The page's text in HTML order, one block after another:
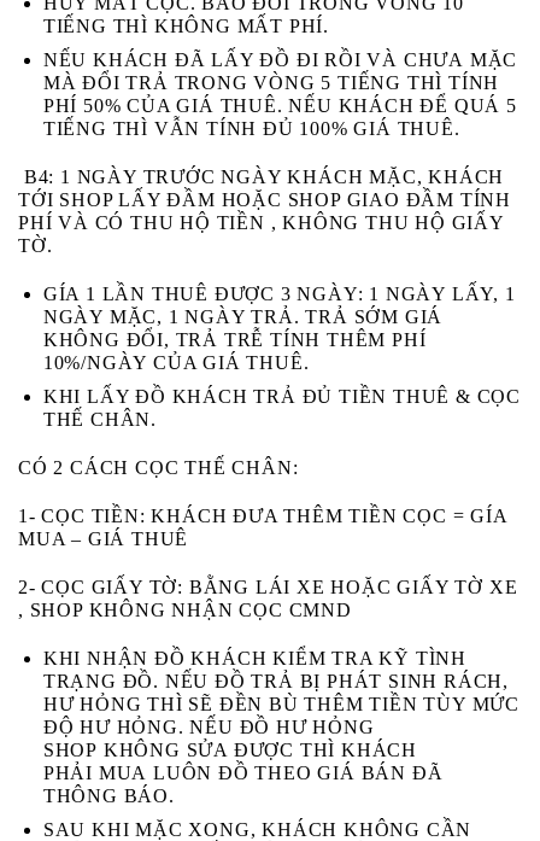
TIẾNG THÌ KHÔNG MẤT PHÍ.
NẾU KHÁCH ĐÃLẤY ĐỒ ĐI RỒI VÀ CHƯA MẶC
MÀ ĐỔI TRẢ TRONG VÒNG 5 TIẾNG THÌ TÍNH
PHÍ 50% CỦA GIÁ THUÊ. NẾU KHÁCH ĐỂ QUÁ 5
TIẾNG THÌ VẪN TÍNH ĐỦ 100% GIÁ THUÊ.
B4: 1 NGÀY TRƯỚC NGÀY KHÁCH MẶC, KHÁCH
TỚI SHOP LẤY ĐẦM HOẶC SHOP GIAO ĐẦM TÍNH
PHÍ VÀ CÓ THU HỘ TIỀN , KHÔNG THU HỘ GIẤY
TỜ.
GÍA 1 LẦN THUÊ ĐƯỢC 3 NGÀY: 1 NGÀY LẤY, 1
NGÀY MẶC, 1 NGÀY TRẢ. TRẢ SỚM GIÁ
KHÔNG ĐỔI, TRẢ TRỄ TÍNH THÊM PHÍ
10%/NGÀY CỦA GIÁ THUÊ.
KHI LẤY ĐỒ KHÁCHTRẢ ĐỦ TIỀN THUÊ & CỌC
THẾ CHÂN.
CÓ 2 CÁCH CỌC THẾ CHÂN:
1- CỌC TIỀN: KHÁCH ĐƯA THÊM TIỀN CỌC = GÍA
MUA – GIÁ THUÊ
2- CỌC GIẤY TỜ: BẰNG LÁI XE HOẶC GIẤY TỜ XE
, SHOP KHÔNG NHẬN CỌC CMND
KHI NHẬN ĐỒ KHÁCHKIỂM TRA KỸ TÌNH
TRẠNG ĐỒ. NẾU ĐỒ TRẢ BỊ PHÁT SINH RÁCH,
HƯ HỎNG THÌ SẼ ĐỀN BÙ THÊM TIỀN TÙY MỨC
ĐỘ HƯ HỎNG. NẾU ĐỒ HƯ HỎNG
SHOP KHÔNG SỬA ĐƯỢC THÌ KHÁCH
PHẢI MUA LUÔN ĐỒ THEO GIÁ BÁN ĐÃ
THÔNG BÁO.
SAU KHI MẶC XONG, KHÁCH KHÔNG CẦN